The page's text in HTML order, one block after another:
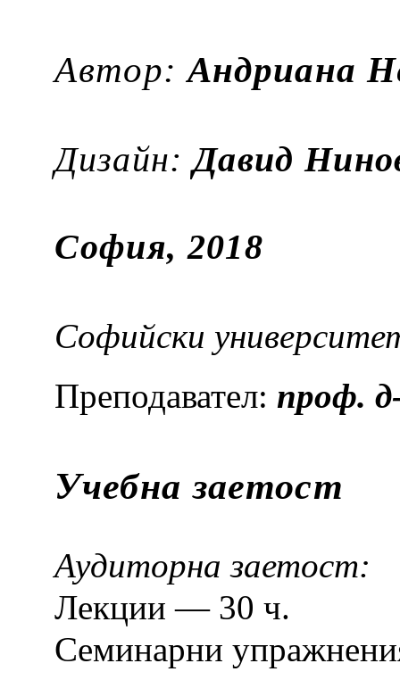
Автор: Андриана
Дизайн:Давид
София, 2018
Софийски
Преподавател: проф.
Учебна заетост
Аудиторна заетост:
Лекции — 30 ч.
Семинарни